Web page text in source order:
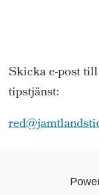
Skicka e-post
tipstjänst: